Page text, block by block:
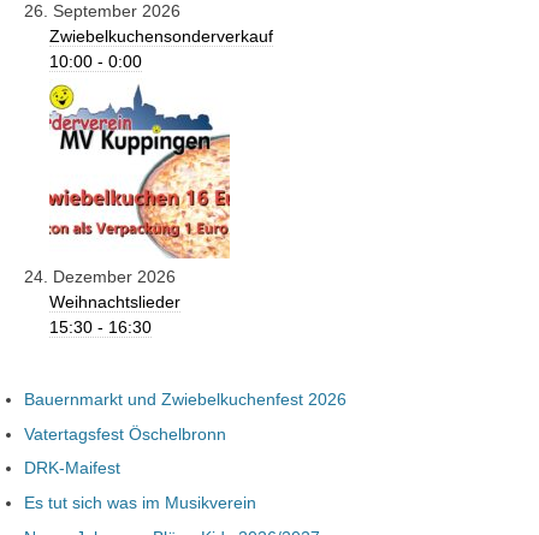
26. September 2026
Zwiebelkuchensonderverkauf
10:00 - 0:00
24. Dezember 2026
Weihnachtslieder
15:30 - 16:30
Bauernmarkt und Zwiebelkuchenfest 2026
Vatertagsfest Öschelbronn
DRK-Maifest
Es tut sich was im Musikverein